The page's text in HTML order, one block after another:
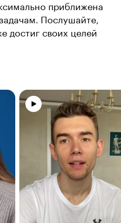
приближена
Послушайте,
достиг своих целей